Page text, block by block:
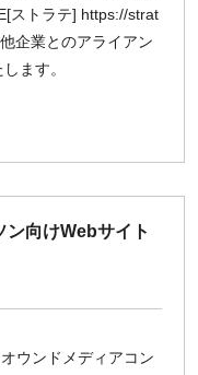
ストラテ] https://strat
企業とのアライアン
ます。
向けWebサイト
ウンドメディアコン